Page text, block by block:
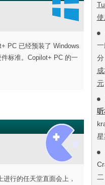
使
元
星
PC 已经预装了 Windows
标准。Copilot+ PC 的一
行的任天堂直面会上，